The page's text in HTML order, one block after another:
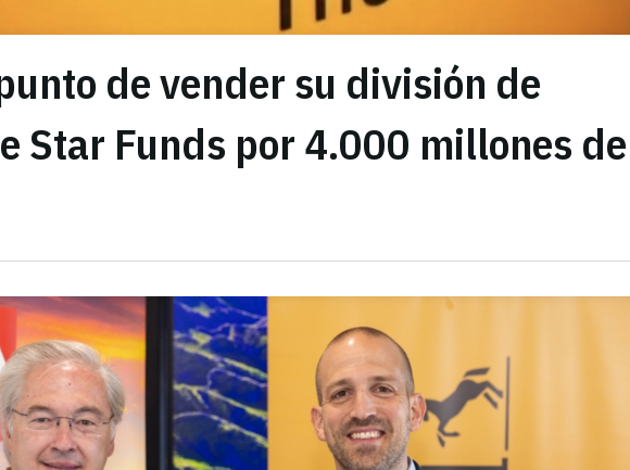
de vender su división de
Star Funds por 4.000 millones de